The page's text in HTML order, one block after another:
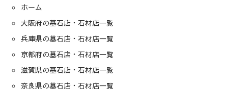
ホーム
大阪府の墓石店・石材店一覧
兵庫県の墓石店・石材店一覧
京都府の墓石店・石材店一覧
滋賀県の墓石店・石材店一覧
奈良県の墓石店・石材店一覧